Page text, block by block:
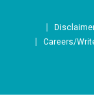
Careers/